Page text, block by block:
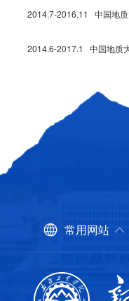
2014.7-2016.11 中国地
2014.6-2017.1 中国地质
常用网站